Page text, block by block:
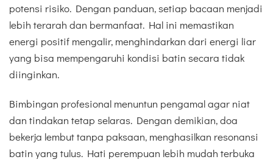
potensi risiko. Dengan panduan, setiap bacaan menjadi
lebih terarah dan bermanfaat. Hal ini memastikan
energi positif mengalir, menghindarkan dari energi liar
yang bisa mempengaruhi kondisi batin secara tidak
diinginkan.
Bimbingan profesional menuntun pengamal agar niat
dan tindakan tetap selaras. Dengan demikian, doa
bekerja lembut tanpa paksaan, menghasilkan resonansi
batin yang tulus. Hati perempuan lebih mudah terbuka